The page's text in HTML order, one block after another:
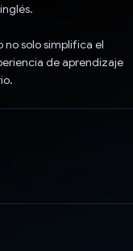
no solo simplifica el
de aprendizaje